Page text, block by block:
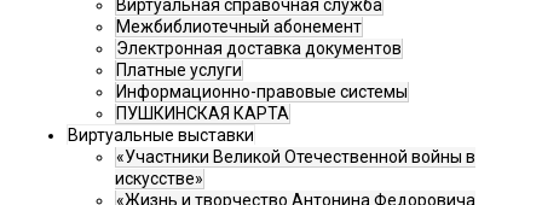
Виртуальная справочная служба
Межбиблиотечный абонемент
Электронная доставка документов
Платные услуги
Информационно-правовые системы
ПУШКИНСКАЯ КАРТА
Виртуальные выставки
«Участники Великой Отечественной войны в
искусстве»
«Жизнь и творчество Антонина Федоровича